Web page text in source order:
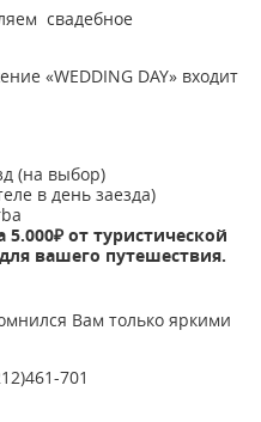
свадебное
«WEDDING DAY» входит
(на выбор)
в день заезда)
от туристической
вашего путешествия.
Вам только яркими
701